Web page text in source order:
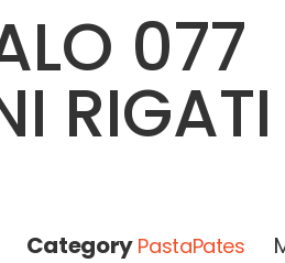
077
RIGATI
Category PastaPates